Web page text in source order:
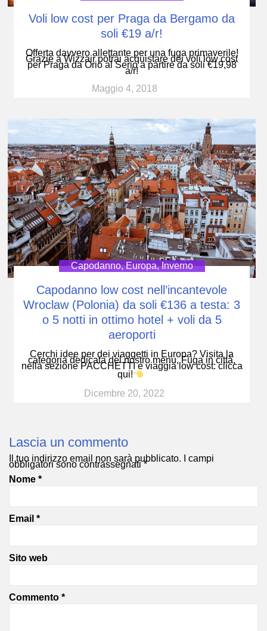
Voli low cost per Praga da Bergamo da
soli €19 a/r!
Offerta davvero allettante per una fuga primaverile!
Grazie a Wizzair potrai acquistare dei voli low cost
per Praga da Orio al Serio a partire da soli €19,98
a/r!
Maggio 4, 2018
Capodanno,Europa,Inverno
Capodanno low cost nell’incantevole
Wroclaw (Polonia) da soli €136 a testa: 3
o 5 notti in ottimo hotel + voli da 5
aeroporti
Cerchi idee per dei viaggetti in Europa? Visita la
categoria dedicata del nostro menu, Fuga in città,
nella sezione PACCHETTI e viaggia low cost: clicca
qui!
Dicembre 20, 2022
Lascia un commento
Il tuo indirizzo email non sarà pubblicato. I campi
obbligatori sono contrassegnati*
Nome *
Email *
Sito web
Commento *